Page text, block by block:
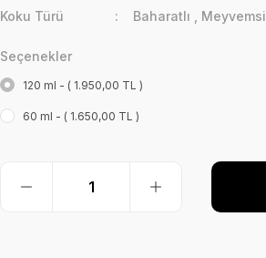
Koku Türü
Baharatlı Meyvemsi
Seçenekler
120 ml - ( 1.950,00 TL )
60 ml - ( 1.650,00 TL )